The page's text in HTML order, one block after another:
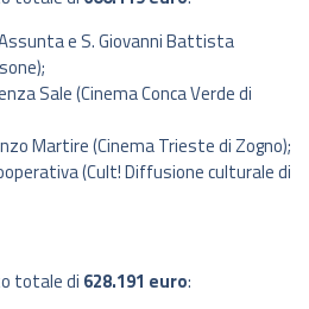
e S. Giovanni Battista
Sale (Cinema Conca Verde di
Martire (Cinema Trieste di Zogno);
(Cult! Diffusione culturale di
totale di 628.191 euro: